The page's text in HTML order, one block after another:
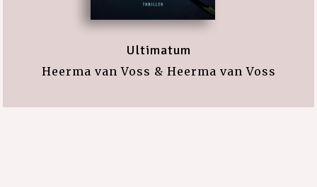
Ultimatum
Heerma van Voss & Heerma van Voss